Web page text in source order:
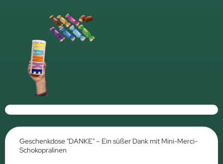
Geschenkdose "DANKE" – Ein süßer Dank mit Mini-Merci-
Schokopralinen